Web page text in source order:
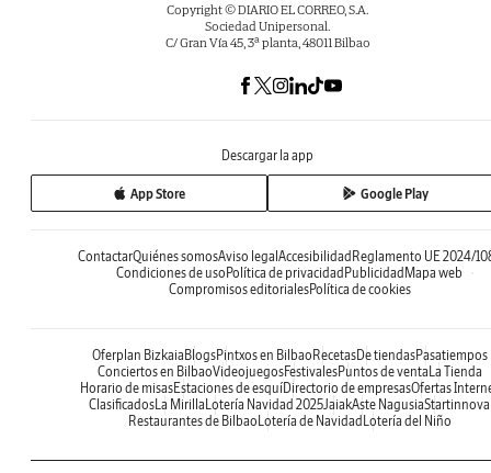
Copyright © DIARIO EL CORREO, S.A.
Sociedad Unipersonal.
C/ Gran Vía 45, 3ª planta, 48011 Bilbao
Descargar la app
App Store Google Play
ContactarQuiénes somosAviso legal Accesibilidad Reglamento UE 2024/
Condiciones de uso Política de privacidad Publicidad Mapa web
Compromisos editorialesPolítica de cookies
Oferplan Bizkaia BlogsPintxos en Bilbao RecetasDe tiendasPasatiempos
Conciertos en BilbaoVideojuegosFestivalesPuntos de venta La Tienda
Horario de misasEstaciones de esquíDirectorio de empresasOfertas
ClasificadosLa Mirilla Lotería Navidad 2025JaiakAste NagusiaStartinnova
Restaurantes de Bilbao Lotería de Navidad Lotería del Niño